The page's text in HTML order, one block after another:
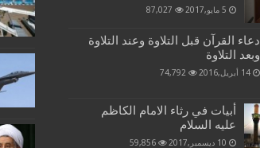
5 مايو,2017 87,027
دعاء القرآن قبل التلاوة وعند التلاوة
وبعد التلاوة
14 أبريل,2016 74,792
أبيات في رثاء الامام الكاظم
عليه السلام
10 ديسمبر,2017 59,856